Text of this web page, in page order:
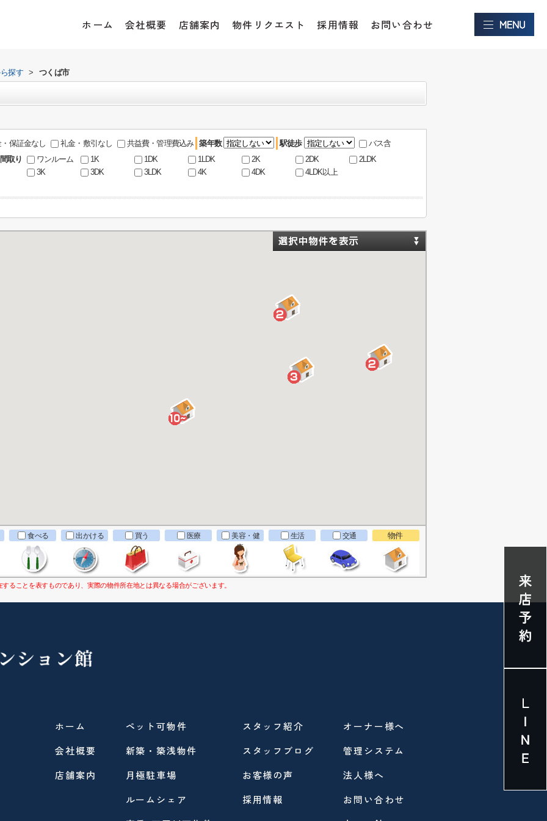
ホーム 会社概要 店舗案内 物件リクエスト 採用情報 お問い合わせ
探す > つくば市
保証金なし 礼金・敷引なし 共益費・管理費込み 築年数 駅徒歩
バス含
間取り
ワンルーム 1K 1DK 1LDK 2K 2DK
2LDK
3K
3DK 3LDK 4K 4DK 4LDK以上
食べる 出かける 買う 医療
美容・健
康
生活 交通 物件
ることを表すものであり、実際の物件所在地とは異なる場合がございます。
ホーム
会社概要
店舗案内
ペット可物件
新築・築浅物件
月極駐車場
ルームシェア
スタッフ紹介
スタッフブログ
お客様の声
採用情報
オーナー様へ
管理システム
法人様へ
お問い合わせ